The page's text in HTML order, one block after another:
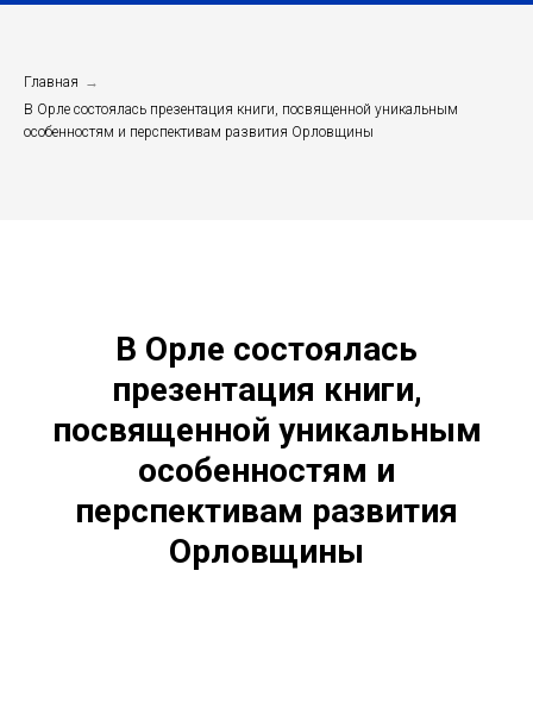
Главная →
В Орле состоялась презентация книги, посвященной уникальным
особенностям и перспективам развития Орловщины
В Орле состоялась
презентация книги,
посвященной уникальным
особенностям и
перспективам развития
Орловщины